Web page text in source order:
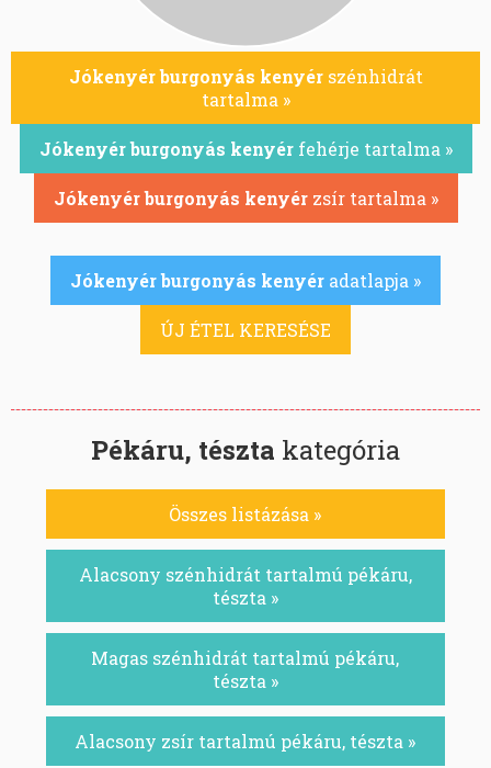
Jókenyér burgonyás kenyérszénhidrát
tartalma »
Jókenyér burgonyás kenyérfehérje tartalma »
Jókenyér burgonyás kenyérzsír tartalma »
Jókenyér burgonyás kenyér adatlapja »
ÚJ ÉTEL KERESÉSE
Pékáru, tészta kategória
Összes listázása »
Alacsony szénhidrát tartalmú pékáru,
tészta »
Magas szénhidrát tartalmú pékáru,
tészta »
Alacsony zsír tartalmú pékáru, tészta »